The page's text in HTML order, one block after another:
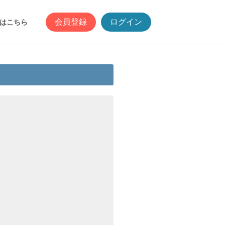
こちら 会員登録 ログイン